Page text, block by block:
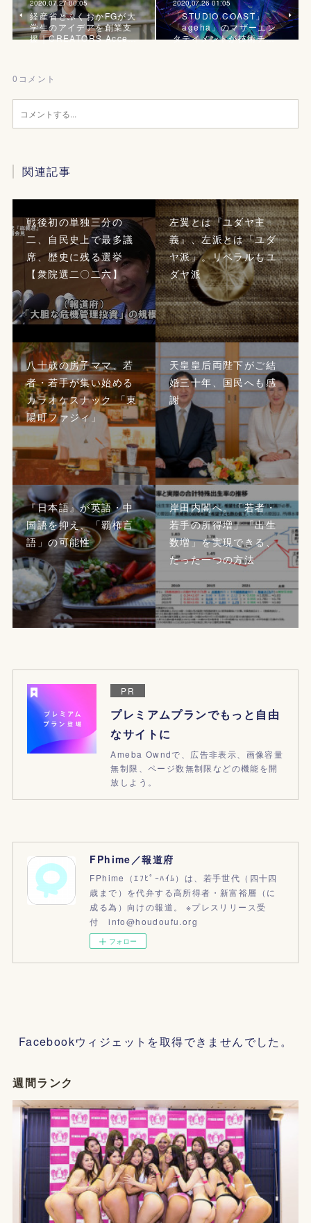
2020.07.27 00:05
経産省とふくおかFGが大
学生のアイデアを創業支
援｜CREATORS Acce…
2020.07.26 01:05
「STUDIO COAST」
「ageha」のマザーエン
タテイメントが技術チ…
0 コメント
関連記事
戦後初の単独三分の
二、自民史上で最多議
席、歴史に残る選挙
【衆院選二〇二六】
左翼とは『ユダヤ主
義』、左派とは「ユダ
ヤ派」。リベラルもユ
ダヤ派
八十歳の房子ママ、若
者・若手が集い始める
カラオケスナック 「東
陽町ファジィ」
天皇皇后両陛下がご結
婚三十年、国民へも感
謝
『日本語』が英語・中
国語を抑え、「覇権言
語」の可能性
岸田内閣へ。「若者・
若手の所得増」「出生
数増」を実現できる、
たった一つの方法
PR
プレミアムプランでもっと自由
なサイトに
Ameba Owndで、広告非表示、画像容量
無制限、ページ数無制限などの機能を開
放しよう。
FPhime／報道府
FPhime（ｴﾌﾋﾟｰﾊｲﾑ）は、若手世代（四十四
歳まで）を代弁する高所得者・新富裕層（に
成る為）向けの報道。 ※プレスリリース受
付 info@houdoufu.org
フォロー
Facebookウィジェットを取得できませんでした。
週間ランク